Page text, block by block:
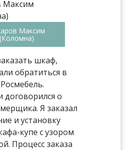
Максим
(Коломна)
шкаф,
обратиться в
договорился о
Я заказал
и установку
купе с узором
Процесс заказа